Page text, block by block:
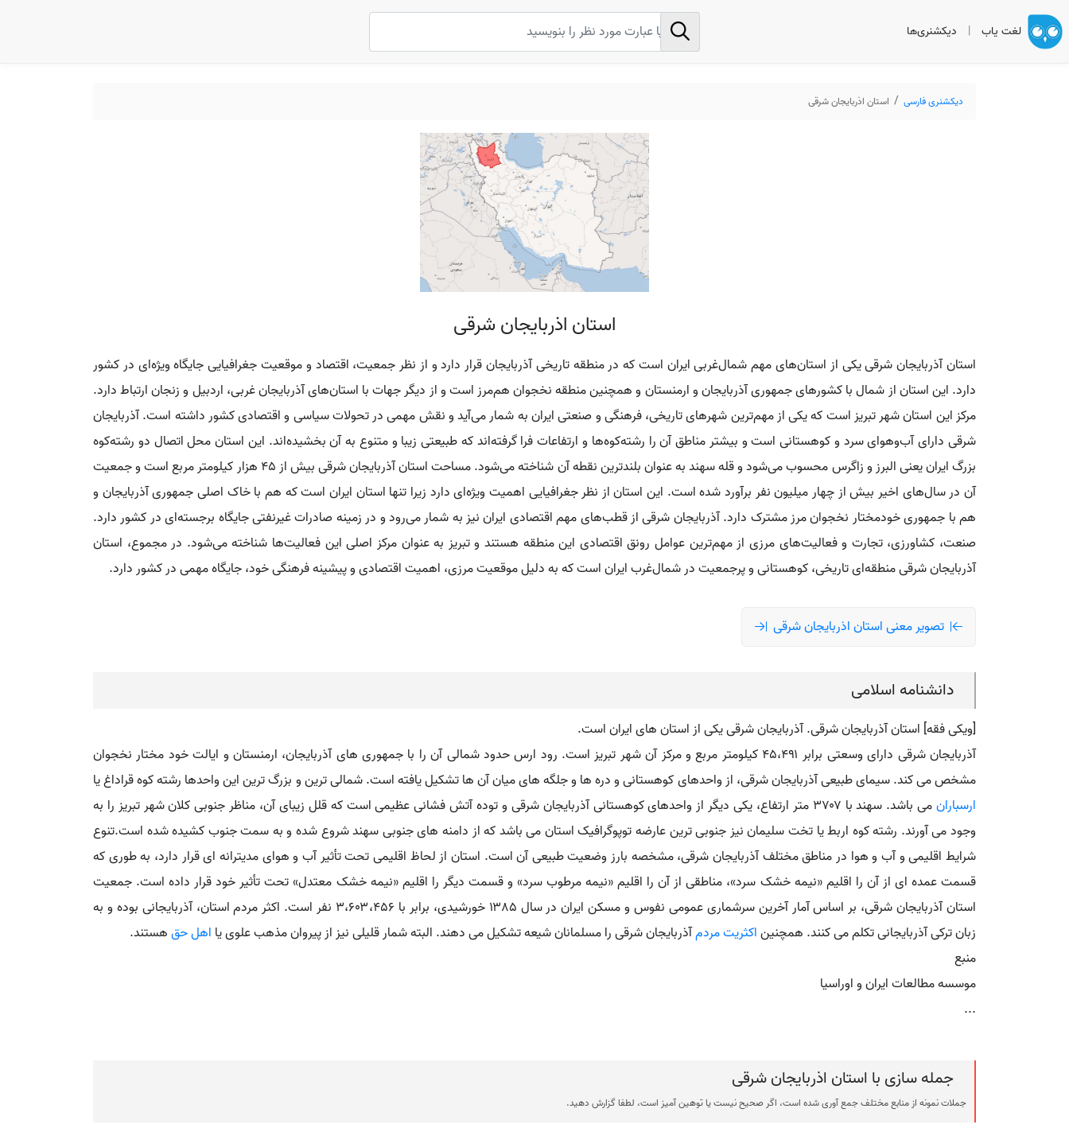
لغت یاب | دیکشنری‌ها
دیکشنری فارسی استان اذربایجان شرقی
استان اذربایجان شرقی
استان آذربایجان شرقی یکی از استان‌های مهم شمال‌غربی ایران است که در منطقه تاریخی آذربایجان قرار دارد و از نظر جمعیت، اقتصاد و موقعیت جغرافیایی جایگاه ویژه‌ای در کشور
دارد. این استان از شمال با کشورهای جمهوری آذربایجان و ارمنستان و همچنین منطقه نخجوان هم‌مرز است و از دیگر جهات با استان‌های آذربایجان غربی، اردبیل و زنجان ارتباط دارد.
مرکز این استان شهر تبریز است که یکی از مهم‌ترین شهرهای تاریخی، فرهنگی و صنعتی ایران به شمار می‌آید و نقش مهمی در تحولات سیاسی و اقتصادی کشور داشته است. آذربایجان
شرقی دارای آب‌وهوای سرد و کوهستانی است و بیشتر مناطق آن را رشته‌کوه‌ها و ارتفاعات فرا گرفته‌اند که طبیعتی زیبا و متنوع به آن بخشیده‌اند. این استان محل اتصال دو رشته‌کوه
بزرگ ایران یعنی البرز و زاگرس محسوب می‌شود و قله سهند به عنوان بلندترین نقطه آن شناخته می‌شود. مساحت استان آذربایجان شرقی بیش از ۴۵ هزار کیلومتر مربع است و جمعیت
آن در سال‌های اخیر بیش از چهار میلیون نفر برآورد شده است. این استان از نظر جغرافیایی اهمیت ویژه‌ای دارد زیرا تنها استان ایران است که هم با خاک اصلی جمهوری آذربایجان و
هم با جمهوری خودمختار نخجوان مرز مشترک دارد. آذربایجان شرقی از قطب‌های مهم اقتصادی ایران نیز به شمار می‌رود و در زمینه صادرات غیرنفتی جایگاه برجسته‌ای در کشور دارد.
صنعت، کشاورزی، تجارت و فعالیت‌های مرزی از مهم‌ترین عوامل رونق اقتصادی این منطقه هستند و تبریز به عنوان مرکز اصلی این فعالیت‌ها شناخته می‌شود. در مجموع، استان
آذربایجان شرقی منطقه‌ای تاریخی، کوهستانی و پرجمعیت در شمال‌غرب ایران است که به دلیل موقعیت مرزی، اهمیت اقتصادی و پیشینه فرهنگی خود، جایگاه مهمی در کشور دارد.
تصویر معنی استان اذربایجان شرقی
دانشنامه اسلامی
[ویکی فقه] استان آذربایجان شرقی. آذربایجان شرقی یکی از استان های ایران است.
آذربایجان شرقی دارای وسعتی برابر ۴۵،۴۹۱ کیلومتر مربع و مرکز آن شهر تبریز است. رود ارس حدود شمالی آن را با جمهوری های آذربایجان، ارمنستان و ایالت خود مختار نخجوان
مشخص می کند. سیمای طبیعی آذربایجان شرقی، از واحدهای کوهستانی و دره ها و جلگه های میان آن ها تشکیل یافته است. شمالی ترین و بزرگ ترین این واحدها رشته کوه قراداغ یا
ارسباران
می باشد. سهند با ۳۷۰۷ متر ارتفاع، یکی دیگر از واحدهای کوهستانی آذربایجان شرقی و توده آتش فشانی عظیمی است که قلل زیبای آن، مناظر جنوبی کلان شهر تبریز را به
وجود می آورند. رشته کوه اربط یا تخت سلیمان نیز جنوبی ترین عارضه توپوگرافیک استان می باشد که از دامنه های جنوبی سهند شروع شده و به سمت جنوب کشیده شده است.تنوع
شرایط اقلیمی و آب و هوا در مناطق مختلف آذربایجان شرقی، مشخصه بارز وضعیت طبیعی آن است. استان از لحاظ اقلیمی تحت تأثیر آب و هوای مدیترانه ای قرار دارد، به طوری که
قسمت عمده ای از آن را اقلیم «نیمه خشک سرد»، مناطقی از آن را اقلیم «نیمه مرطوب سرد» و قسمت دیگر را اقلیم «نیمه خشک معتدل» تحت تأثیر خود قرار داده است. جمعیت
استان آذربایجان شرقی، بر اساس آمار آخرین سرشماری عمومی نفوس و مسکن ایران در سال ۱۳۸۵ خورشیدی، برابر با ۳،۶۰۳،۴۵۶ نفر است. اکثر مردم استان، آذربایجانی بوده و به
زبان ترکی آذربایجانی تکلم می کنند. همچنیناکثریت مردمآذربایجان شرقی را مسلمانان شیعه تشکیل می دهند. البته شمار قلیلی نیز از پیروان مذهب علوی یا اهل حقهستند.
منبع
موسسه مطالعات ایران و اوراسیا
...
جمله سازی با استان اذربایجان شرقی
جملات نمونه از منابع مختلف جمع آوری شده است، اگر صحیح نیست یا توهین آمیز است، لطفا گزارش دهید.